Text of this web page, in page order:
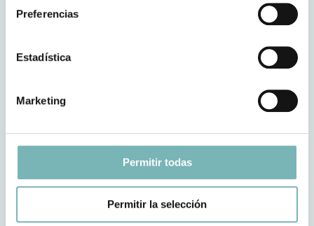
Preferencias
Estadística
Marketing
Permitir todas
Permitir la selección